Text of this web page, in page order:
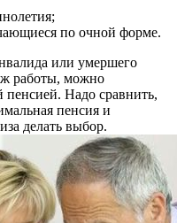
по очной форме.
или умершего
работы, можно
пенсией. Надо сравнить,
пенсия и
делать выбор.